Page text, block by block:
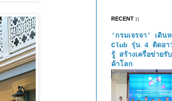
RECENT ::
'กรมเจรจา' เดิน
Club รุ่น 4 ติดอา
รู้ สร้างเครือข่ายรั
ค้าโลก